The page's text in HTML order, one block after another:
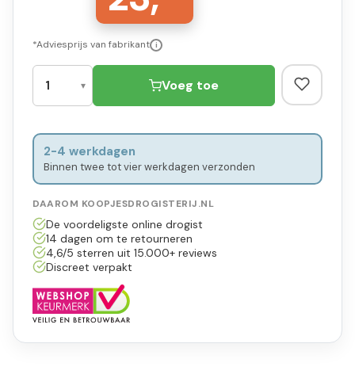
*Adviesprijs van fabrikant i
Voeg toe
2-4 werkdagen
Binnen twee tot vier werkdagen verzonden
DAAROM KOOPJESDROGISTERIJ.NL
De voordeligste online drogist
14 dagen om te retourneren
4,6/5 sterren uit 15.000+ reviews
Discreet verpakt